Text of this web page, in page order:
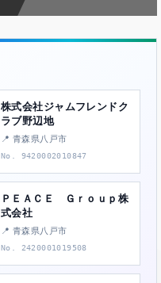
株式会社ジャムフレンドク
ラブ野辺地
📍 青森県八戸市
No. 9420002010847
ＰＥＡＣＥ Ｇｒｏｕｐ株
式会社
📍 青森県八戸市
No. 2420001019508